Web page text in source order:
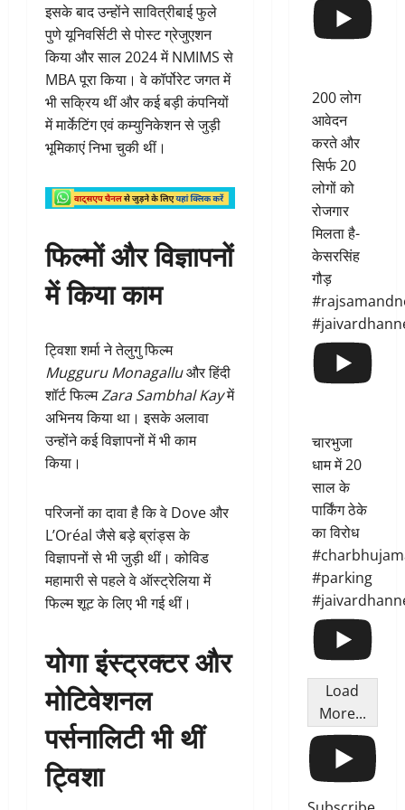
इसके बाद उन्होंने सावित्रीबाई फुले
पुणे यूनिवर्सिटी से पोस्ट ग्रेजुएशन
किया और साल 2024 में NMIMS से
MBA पूरा किया। वे कॉर्पोरेट जगत में
भी सक्रिय थीं और कई बड़ी कंपनियों
में मार्केटिंग एवं कम्युनिकेशन से जुड़ी
भूमिकाएं निभा चुकी थीं।
फिल्मों और विज्ञापनों
में किया काम
ट्विशा शर्मा ने तेलुगु फिल्म
Mugguru Monagalluऔर हिंदी
शॉर्ट फिल्मZara Sambhal Kayमें
अभिनय किया था। इसके अलावा
उन्होंने कई विज्ञापनों में भी काम
किया।
परिजनों का दावा है कि वे Dove और
L’Oréal जैसे बड़े ब्रांड्स के
विज्ञापनों से भी जुड़ी थीं। कोविड
महामारी से पहले वे ऑस्ट्रेलिया में
फिल्म शूट के लिए भी गई थीं।
योगा इंस्ट्रक्टर और
मोटिवेशनल
पर्सनालिटी भी थीं
ट्विशा
200 लोग
आवेदन
करते और
सिर्फ 20
लोगों को
रोजगार
मिलता है-
केसरसिंह
गौड़
चारभुजा
धाम में 20
साल के
पार्किंग ठेके
का विरोध
#parking
Load
More...